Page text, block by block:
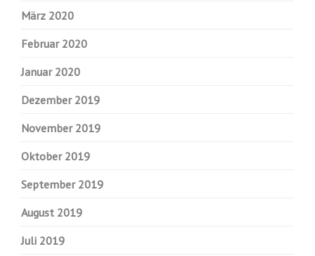
März 2020
Februar 2020
Januar 2020
Dezember 2019
November 2019
Oktober 2019
September 2019
August 2019
Juli 2019